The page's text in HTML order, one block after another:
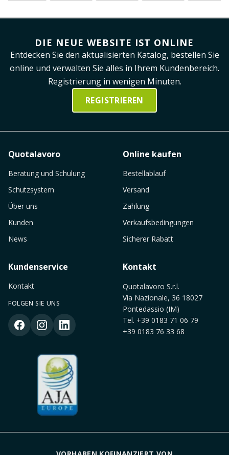
DIE NEUE WEBSITE IST ONLINE
Entdecken Sie den aktualisierten Katalog, bestellen Sie
online und verwalten Sie alles in Ihrem Kundenbereich.
Registrierung in wenigen Minuten.
REGISTRIEREN
Quotalavoro
Beratung und Schulung
Schutzsystem
Über uns
Kunden
News
Online kaufen
Bestellablauf
Versand
Zahlung
Verkaufsbedingungen
Sicherer Rabatt
Kundenservice
Kontakt
FOLGEN SIE UNS
Kontakt
Quotalavoro S.r.l.
Via Nazionale, 36 18027
Pontedassio (IM)
Tel. +39 0183 71 06 79
+39 0183 76 33 68